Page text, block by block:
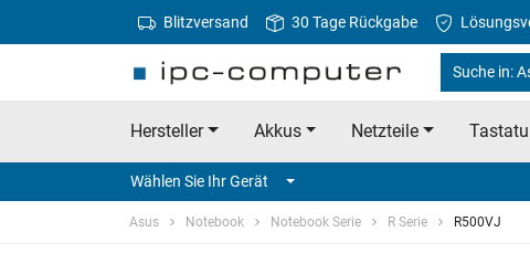
Blitzversand 30 Tage Rückgabe
Suche in:
Hersteller Akkus Netzteile
Wählen Sie Ihr Gerät
Asus Notebook Notebook Serie R Serie R500VJ